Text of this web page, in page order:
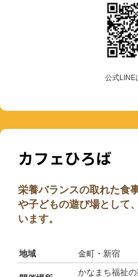
公式LINE
カフェひろば
栄養バランスの取れた食
や子どもの遊び場として
います。
地域 金町・新宿
かなまち福祉